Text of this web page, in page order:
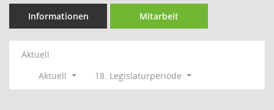
Informationen Mitarbeit
Aktuell
Aktuell
18. Legislaturperiode